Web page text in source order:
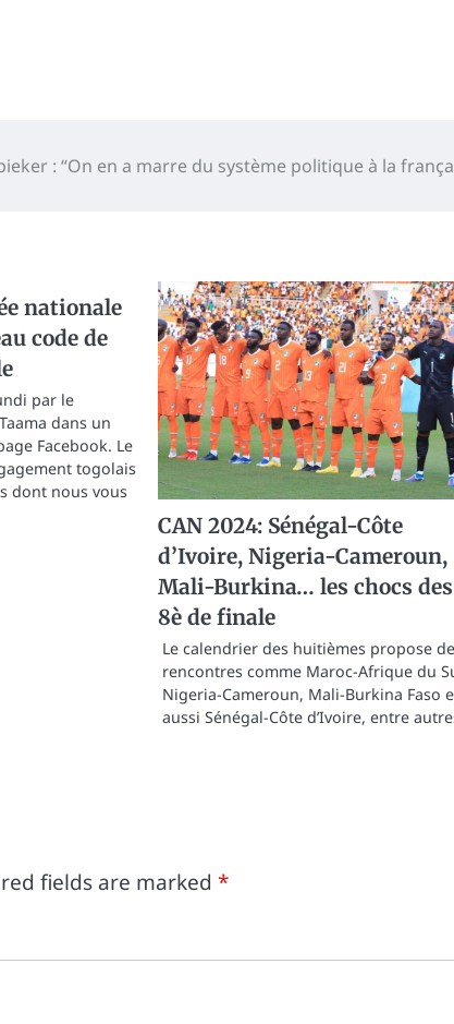
: “On en a marre du système politique à la
nationale
code de
par le
dans un
Facebook. Le
togolais
dont nous vous
CAN 2024: Sénégal-Côte
d’Ivoire, Nigeria-Cameroun,
Mali-Burkina… les chocs des
8è de finale
Le calendrier des huitièmes propose
rencontres comme Maroc-Afrique du
Nigeria-Cameroun, Mali-Burkina Faso
aussi Sénégal-Côte d’Ivoire, entre
fields are marked *